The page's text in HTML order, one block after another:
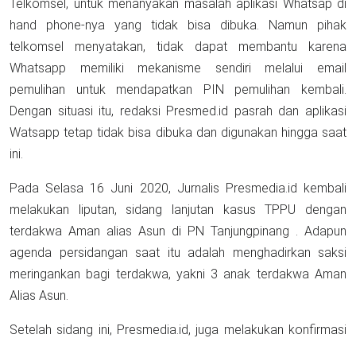
Telkomsel, untuk menanyakan masalah aplikasi Whatsap di
hand phone-nya yang tidak bisa dibuka. Namun pihak
telkomsel menyatakan, tidak dapat membantu karena
Whatsapp memiliki mekanisme sendiri melalui email
pemulihan untuk mendapatkan PIN pemulihan kembali.
Dengan situasi itu, redaksi Presmed.id pasrah dan aplikasi
Watsapp tetap tidak bisa dibuka dan digunakan hingga saat
ini.
Pada Selasa 16 Juni 2020, Jurnalis Presmedia.id kembali
melakukan liputan, sidang lanjutan kasus TPPU dengan
terdakwa Aman alias Asun di PN Tanjungpinang . Adapun
agenda persidangan saat itu adalah menghadirkan saksi
meringankan bagi terdakwa, yakni 3 anak terdakwa Aman
Alias Asun.
Setelah sidang ini, Presmedia.id, juga melakukan konfirmasi